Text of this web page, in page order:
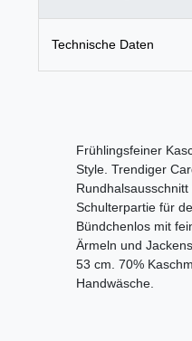
Technische Daten
Frühlingsfeiner
Style. Trendiger
Schulterpartie für
Bündchenlos mit
Ärmeln und
53 cm. 70%
Handwäsche.